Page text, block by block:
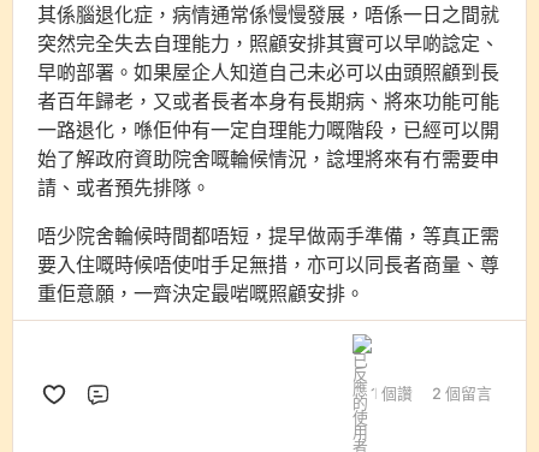
其係腦退化症，病情通常係慢慢發展，唔係一日之間就
突然完全失去自理能力，照顧安排其實可以早啲諗定、
早啲部署。如果屋企人知道自己未必可以由頭照顧到長
者百年歸老，又或者長者本身有長期病、將來功能可能
一路退化，喺佢仲有一定自理能力嘅階段，已經可以開
始了解政府資助院舍嘅輪候情況，諗埋將來有冇需要申
請、或者預先排隊。
唔少院舍輪候時間都唔短，提早做兩手準備，等真正需
要入住嘅時候唔使咁手足無措，亦可以同長者商量、尊
重佢意願，一齊決定最啱嘅照顧安排。
1 個讚 2 個留言